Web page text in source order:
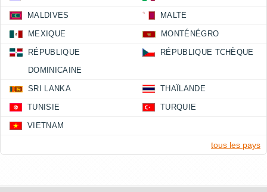
MALDIVES MALTE
MEXIQUE MONTÉNÉGRO
RÉPUBLIQUE
DOMINICAINE
RÉPUBLIQUE TCHÈQUE
SRI LANKA THAÏLANDE
TUNISIE TURQUIE
VIETNAM
tous les pays